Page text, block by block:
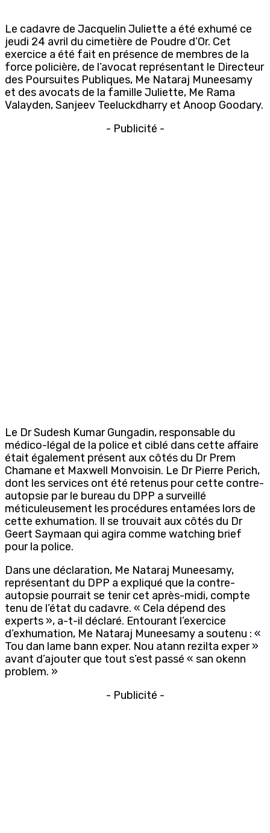
Le cadavre de Jacquelin Juliette a été exhumé ce
jeudi 24 avril du cimetière de Poudre d’Or. Cet
exercice a été fait en présence de membres de la
force policière, de l’avocat représentant le Directeur
des Poursuites Publiques, Me Nataraj Muneesamy
et des avocats de la famille Juliette, Me Rama
Valayden, Sanjeev Teeluckdharry et Anoop Goodary.
- Publicité -
Le Dr Sudesh Kumar Gungadin, responsable du
médico-légal de la police et ciblé dans cette affaire
était également présent aux côtés du Dr Prem
Chamane et Maxwell Monvoisin. Le Dr Pierre Perich,
dont les services ont été retenus pour cette contre-
autopsie par le bureau du DPP a surveillé
méticuleusement les procédures entamées lors de
cette exhumation. Il se trouvait aux côtés du Dr
Geert Saymaan qui agira comme watching brief
pour la police.
Dans une déclaration, Me Nataraj Muneesamy,
représentant du DPP a expliqué que la contre-
autopsie pourrait se tenir cet après-midi, compte
tenu de l’état du cadavre. « Cela dépend des
experts », a-t-il déclaré. Entourant l’exercice
d’exhumation, Me Nataraj Muneesamy a soutenu : «
Tou dan lame bann exper. Nou atann rezilta exper »
avant d’ajouter que tout s’est passé « san okenn
problem. »
- Publicité -